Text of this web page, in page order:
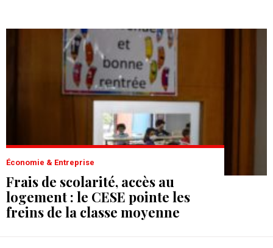
Économie & Entreprise
Frais de scolarité, accès au
logement : le CESE pointe les
freins de la classe moyenne